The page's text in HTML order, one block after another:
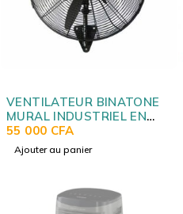
VENTILATEUR BINATONE
MURAL INDUSTRIEL EN
FER IWF2600
55 000 CFA
Ajouter au panier